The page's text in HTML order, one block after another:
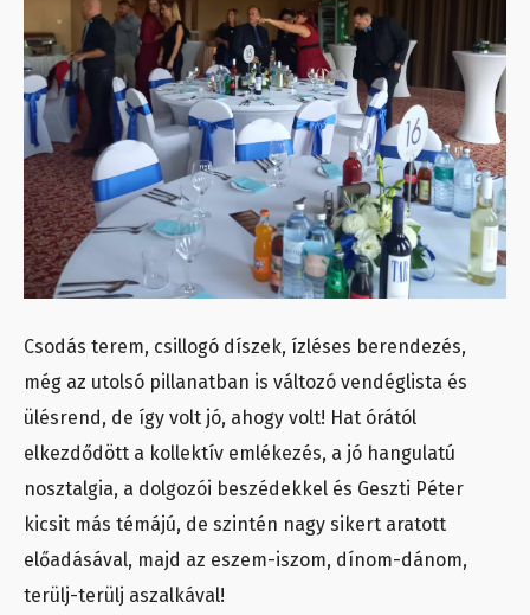
Csodás terem, csillogó díszek, ízléses berendezés,
még az utolsó pillanatban is változó vendéglista és
ülésrend, de így volt jó, ahogy volt! Hat órától
elkezdődött a kollektív emlékezés, a jó hangulatú
nosztalgia, a dolgozói beszédekkel és Geszti Péter
kicsit más témájú, de szintén nagy sikert aratott
előadásával, majd az eszem-iszom, dínom-dánom,
terülj-terülj aszalkával!